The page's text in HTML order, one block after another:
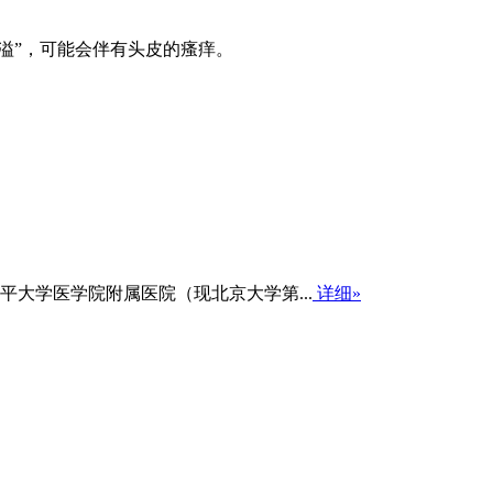
，可能会伴有头皮的瘙痒。
大学医学院附属医院（现北京大学第... 详细»